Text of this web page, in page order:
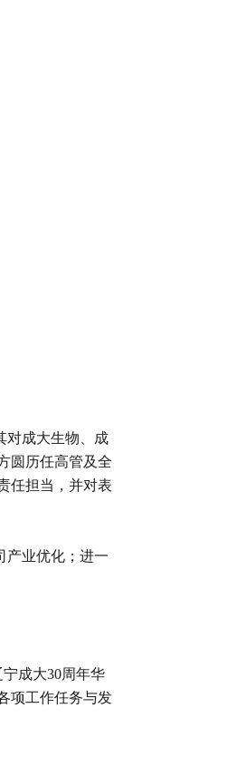
对成大生物、成
圆历任高管及全
任担当，并对表
业优化；进一
成大30周年华
项工作任务与发